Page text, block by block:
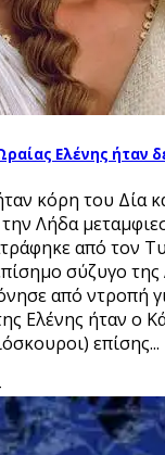
Ελένης ήταν
κόρη του Δία
Λήδα
από τον
σύζυγο
από ντροπή
Ελένης ήταν ο
επίσης...